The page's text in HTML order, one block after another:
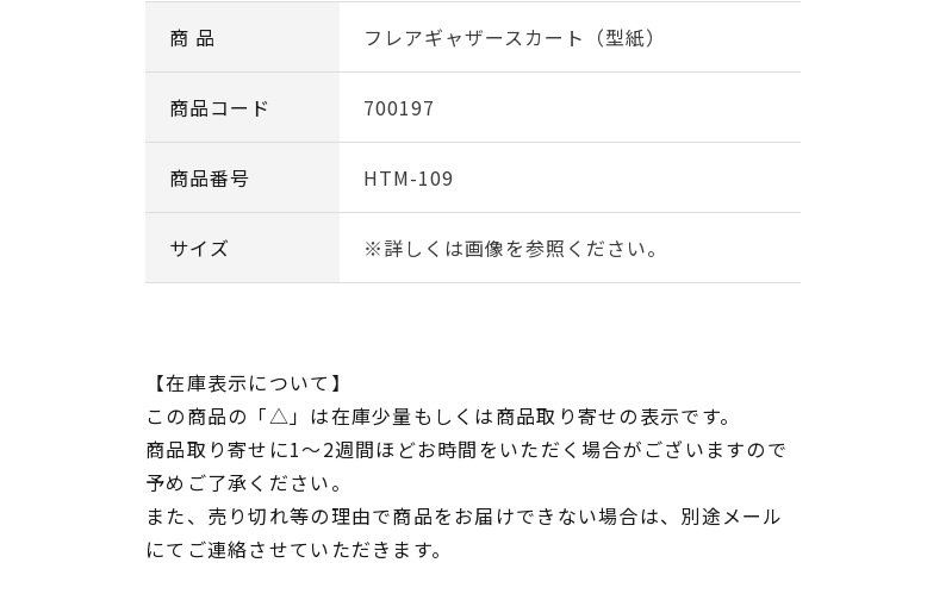
商 品 フレアギャザースカート（型紙）
商品コード 700197
商品番号 HTM-109
サイズ ※詳しくは画像を参照ください。
【在庫表示について】
この商品の「△」は在庫少量もしくは商品取り寄せの表示です。
商品取り寄せに1～2週間ほどお時間をいただく場合がございますので
予めご了承ください。
また、売り切れ等の理由で商品をお届けできない場合は、別途メール
にてご連絡させていただきます。